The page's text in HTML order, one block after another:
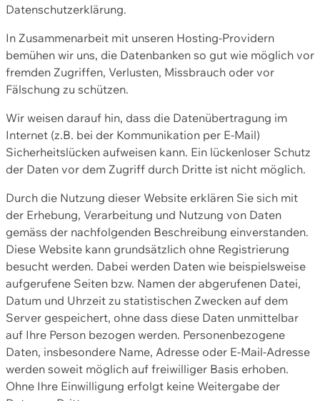
Datenschutzerklärung.
In Zusammenarbeit mit unseren Hosting-Providern
bemühen wir uns, die Datenbanken so gut wie möglich vor
fremden Zugriffen, Verlusten, Missbrauch oder vor
Fälschung zu schützen.
Wir weisen darauf hin, dass die Datenübertragung im
Internet (z.B. bei der Kommunikation per E-Mail)
Sicherheitslücken aufweisen kann. Ein lückenloser Schutz
der Daten vor dem Zugriff durch Dritte ist nicht möglich.
Durch die Nutzung dieser Website erklären Sie sich mit
der Erhebung, Verarbeitung und Nutzung von Daten
gemäss der nachfolgenden Beschreibung einverstanden.
Diese Website kann grundsätzlich ohne Registrierung
besucht werden. Dabei werden Daten wie beispielsweise
aufgerufene Seiten bzw. Namen der abgerufenen Datei,
Datum und Uhrzeit zu statistischen Zwecken auf dem
Server gespeichert, ohne dass diese Daten unmittelbar
auf Ihre Person bezogen werden. Personenbezogene
Daten, insbesondere Name, Adresse oder E-Mail-Adresse
werden soweit möglich auf freiwilliger Basis erhoben.
Ohne Ihre Einwilligung erfolgt keine Weitergabe der